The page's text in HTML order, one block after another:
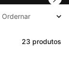
23 produtos